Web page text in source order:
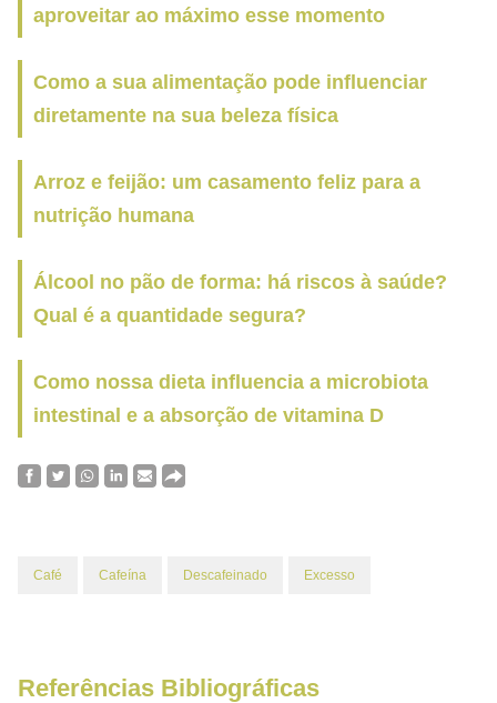
aproveitar ao máximo esse momento
Como a sua alimentação pode influenciar
diretamente na sua beleza física
Arroz e feijão: um casamento feliz para a
nutrição humana
Álcool no pão de forma: há riscos à saúde?
Qual é a quantidade segura?
Como nossa dieta influencia a microbiota
intestinal e a absorção de vitamina D
Café Cafeína Descafeinado Excesso
Referências Bibliográficas